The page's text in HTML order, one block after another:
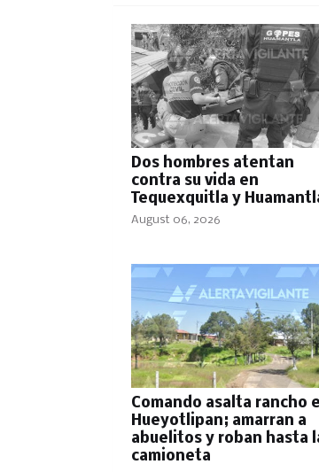
Dos hombres atentan
contra su vida en
Tequexquitla y
August 06, 2026
Comando asalta rancho
Hueyotlipan; amarran a
abuelitos y roban hasta
camioneta